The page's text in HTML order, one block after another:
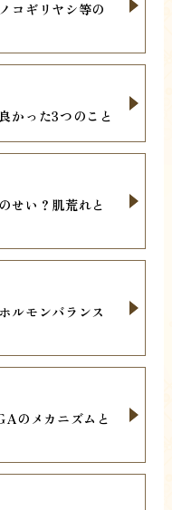
コギリヤシ等の
かった3つのこと
せい？肌荒れと
ルモンバランス
のメカニズムと